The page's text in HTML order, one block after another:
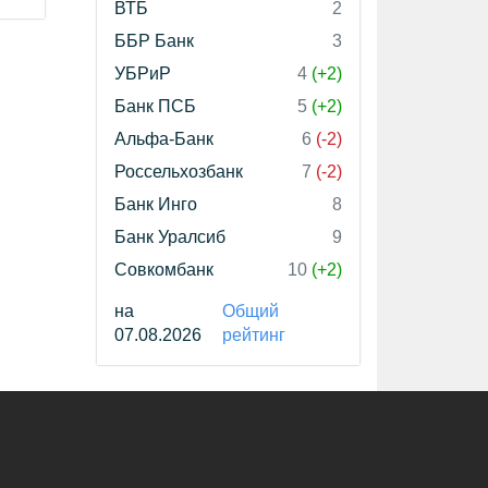
ВТБ
2
ББР Банк
3
УБРиР
4 (+2)
Банк ПСБ
5 (+2)
Альфа-Банк
6 (-2)
Россельхозбанк
7 (-2)
Банк Инго
8
Банк Уралсиб
9
Совкомбанк
10 (+2)
на
07.08.2026
Общий
рейтинг